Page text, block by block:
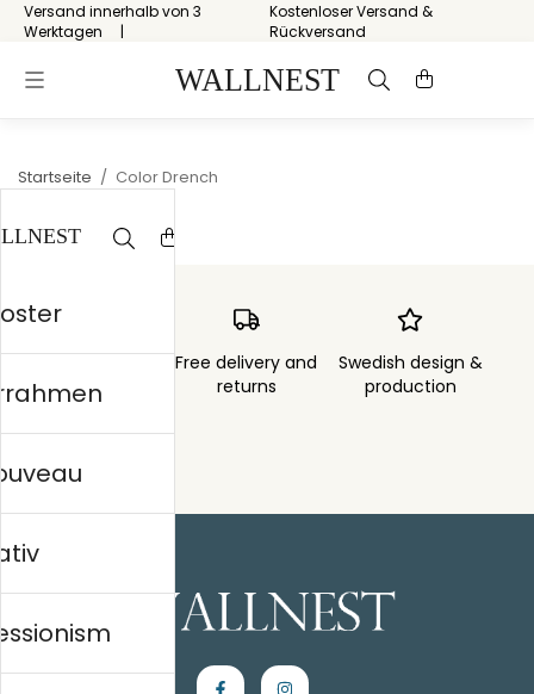
Versand innerhalb von 3
Werktagen
Kostenloser Versand &
Rückversand
Startseite / Color Drench
3 days
Free delivery and
returns
Swedish design &
production